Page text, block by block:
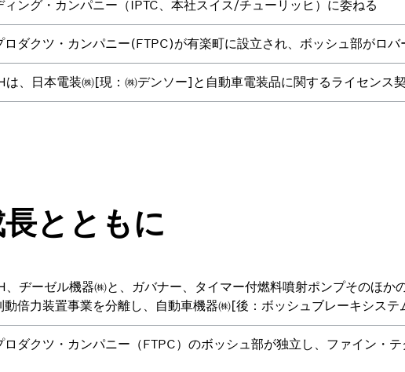
ング・カンパニー（IPTC、本社スイス/チューリッヒ）に委ねる
ロダクツ・カンパニー(FTPC)が有楽町に設立され、ボッシュ部がロ
は、日本電装㈱[現：㈱デンソー]と自動車電装品に関するライセンス
とともに
ヂーゼル機器㈱と、ガバナー、タイマー付燃料噴射ポンプそのほか
倍力装置事業を分離し、自動車機器㈱[後：ボッシュブレーキシス
ダクツ・カンパニー（FTPC）のボッシュ部が独立し、ファイン・